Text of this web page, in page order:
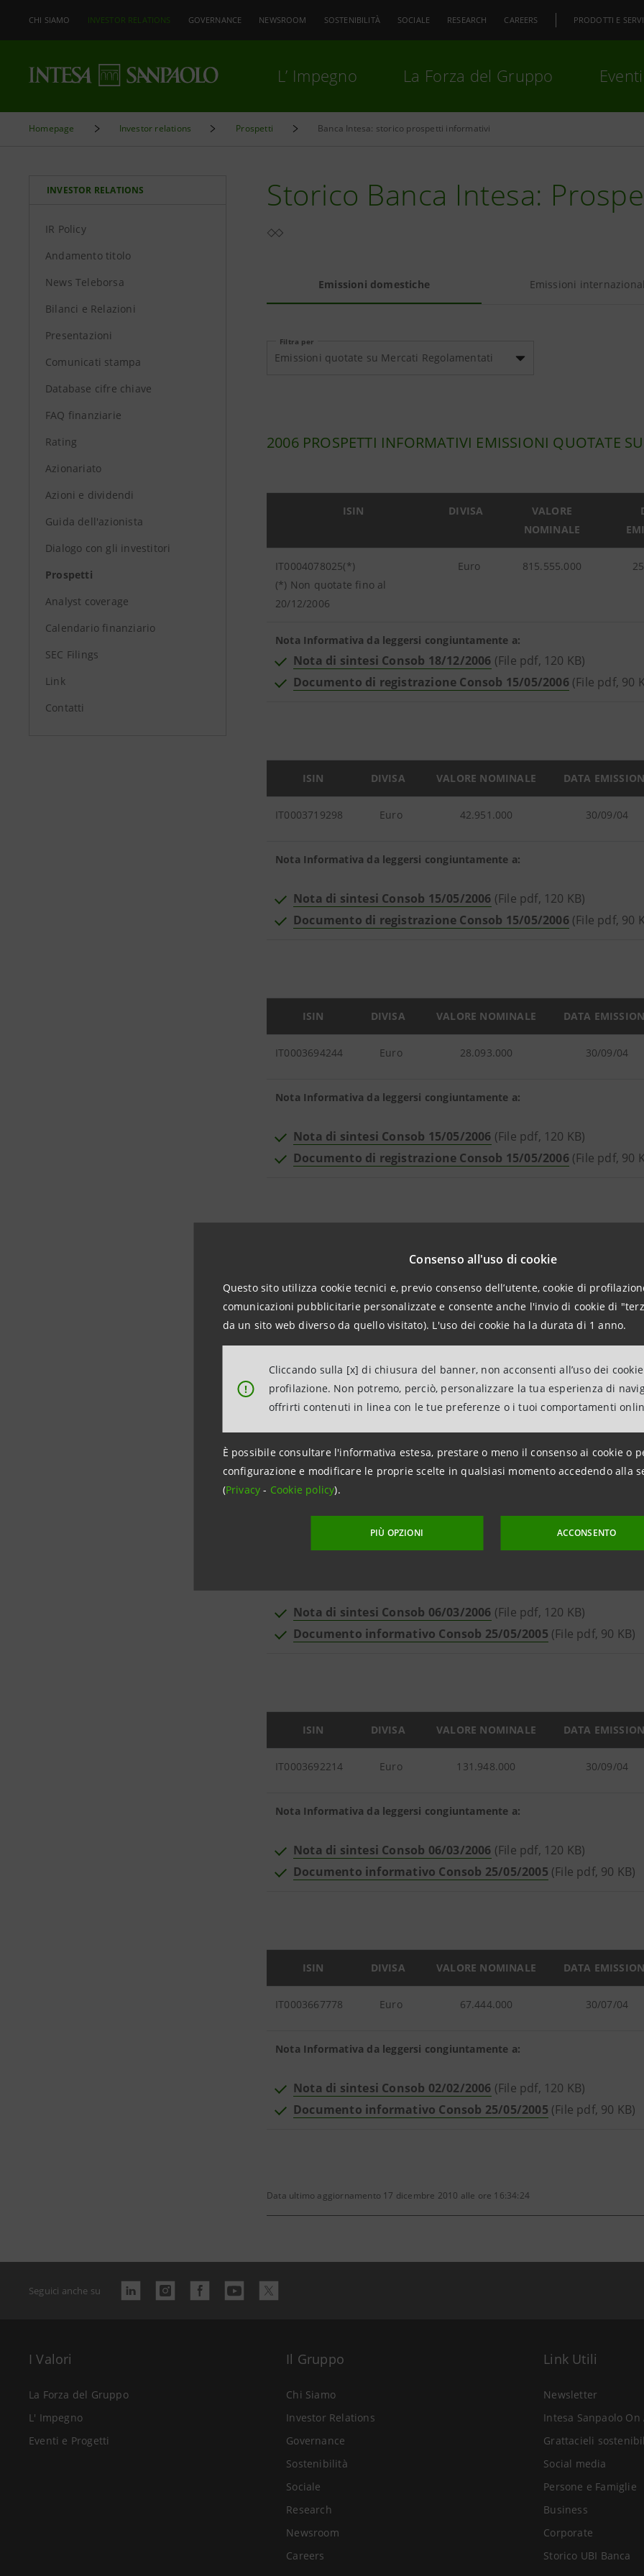
Consenso all'uso di cookie
Questo sito utilizza cookie tecnici e, previo consenso dell’utente, cookie di
comunicazioni pubblicitarie personalizzate e consente anche l'invio di cookie di
da un sito web diverso da quello visitato). L'uso dei cookie ha la durata di 1 anno.
!
Cliccando sulla [x] di chiusura del banner, non acconsenti all’uso dei
profilazione. Non potremo, perciò, personalizzare la tua esperienza di
offrirti contenuti in linea con le tue preferenze o i tuoi comportamenti
È possibile consultare l'informativa estesa, prestare o meno il consenso ai cookie o
configurazione e modificare le proprie scelte in qualsiasi momento accedendo alla
(Privacy- Cookie policy).
PIÙ OPZIONI ACCONSENTO
CHI SIAMO INVESTOR RELATIONS GOVERNANCE NEWSROOM SOSTENIBILITÀ SOCIALE RESEARCH CAREERS PRODOTTI E
L’ Impegno La Forza del Gruppo
Homepage Investor relations Prospetti Banca Intesa: storico prospetti informativi
INVESTOR RELATIONS
IR Policy
Andamento titolo
News Teleborsa
Bilanci e Relazioni
Presentazioni
Comunicati stampa
Database cifre chiave
FAQ finanziarie
Rating
Azionariato
Azioni e dividendi
Guida dell'azionista
Dialogo con gli investitori
Prospetti
Analyst coverage
Calendario finanziario
SEC Filings
Link
Contatti
Storico Banca Intesa:
Emissioni domestiche Emissioni
Filtra per
Emissioni quotate su Mercati Regolamentati
2006 PROSPETTI INFORMATIVI EMISSIONI QUOTATE
ISIN DIVISA
VALORE
NOMINALE
IT0004078025(*)
(*) Non quotate fino al
20/12/2006
Euro 815.555.000
Nota Informativa da leggersi congiuntamente a:
Nota di sintesi Consob 18/12/2006 (File pdf, 120 KB)
Documento di registrazione Consob 15/05/2006 (File pdf, 90
ISIN DIVISA VALORE NOMINALE DATA
IT0003719298 Euro 42.951.000 30/09/04
Nota Informativa da leggersi congiuntamente a:
Nota di sintesi Consob 15/05/2006 (File pdf, 120 KB)
Documento di registrazione Consob 15/05/2006 (File pdf, 90
ISIN DIVISA VALORE NOMINALE DATA
IT0003694244 Euro 28.093.000 30/09/04
Nota Informativa da leggersi congiuntamente a:
Nota di sintesi Consob 15/05/2006 (File pdf, 120 KB)
Documento di registrazione Consob 15/05/2006(File pdf, 90
VALORE NOMINALE
IT0003694079 Euro 15.896.000 30/09/04
Nota Informativa da leggersi congiuntamente a:
Nota di sintesi Consob 15/05/2006(File pdf, 120 KB)
Documento di registrazione Consob 15/05/2006(File pdf, 90
ISIN
Euro 01/02/05
Nota di sintesi Consob 06/03/2006 (File pdf, 120 KB)
Documento informativo Consob 25/05/2005 (File pdf, 90 KB)
ISIN DIVISA VALORE NOMINALE DATA
IT0003692214 Euro 131.948.000 30/09/04
Nota Informativa da leggersi congiuntamente a:
Nota di sintesi Consob 06/03/2006 (File pdf, 120 KB)
Documento informativo Consob 25/05/2005 (File pdf, 90 KB)
ISIN DIVISA VALORE NOMINALE DATA
IT0003667778 Euro 67.444.000 30/07/04
Nota Informativa da leggersi congiuntamente a:
Nota di sintesi Consob 02/02/2006 (File pdf, 120 KB)
Documento informativo Consob 25/05/2005 (File pdf, 90 KB)
Data ultimo aggiornamento 17 dicembre 2010 alle ore 16:34:24
Seguici anche su
I Valori
La Forza del Gruppo
L' Impegno
Eventi e Progetti
Il Gruppo
Chi Siamo
Investor Relations
Governance
Sostenibilità
Sociale
Research
Newsroom
Careers
Link Utili
Newsletter
Intesa Sanpaolo On
Grattacieli
Social media
Persone e Famiglie
Business
Corporate
Storico UBI Banca